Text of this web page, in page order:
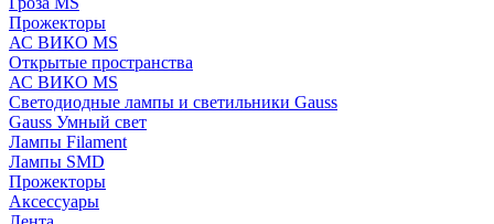
Прожекторы
АС ВИКО MS
Открытые пространства
АС ВИКО MS
Светодиодные лампы и светильники Gauss
Gauss Умный свет
Лампы Filament
Лампы SMD
Прожекторы
Аксессуары